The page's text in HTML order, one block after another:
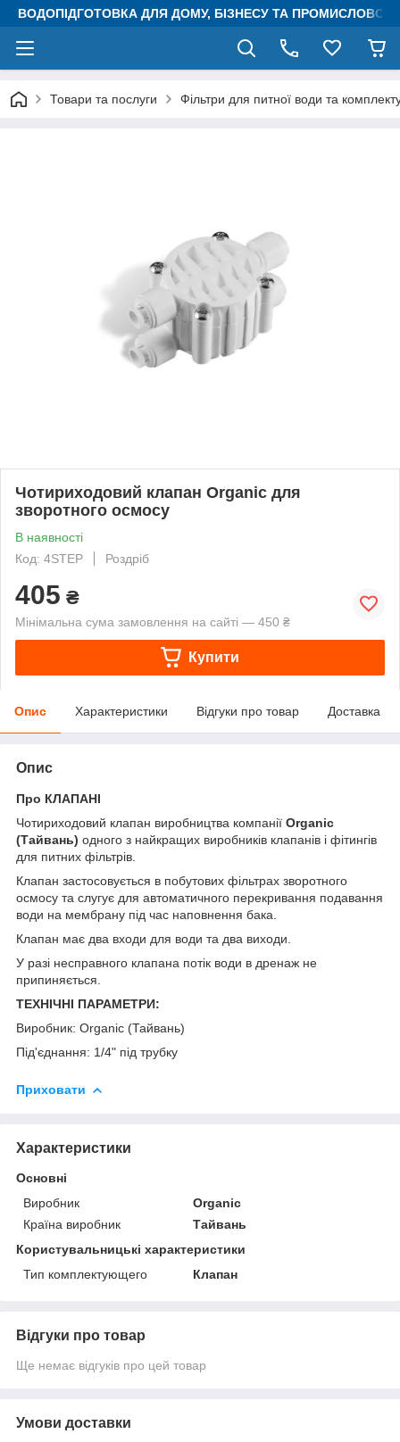
ВОДОПІДГОТОВКА ДЛЯ ДОМУ, БІЗНЕСУ ТА
Товари та послуги Фільтри для питної води та
Чотириходовий клапан Organic для
зворотного осмосу
В наявності
Код: 4STEP
Роздріб
405 ₴
Мінімальна сума замовлення на сайті — 450 ₴
Купити
Опис Характеристики Відгуки про товар Доставка
Опис
Про КЛАПАНІ
Чотириходовий клапан виробництва компанії Organic
(Тайвань) одного з найкращих виробників клапанів і фітингів
для питних фільтрів.
Клапан застосовується в побутових фільтрах зворотного
осмосу та слугує для автоматичного перекривання подавання
води на мембрану під час наповнення бака.
Клапан має два входи для води та два виходи.
У разі несправного клапана потік води в дренаж не
припиняється.
ТЕХНІЧНІ ПАРАМЕТРИ:
Виробник: Organic (Тайвань)
Під'єднання: 1/4" під трубку
Приховати
Характеристики
Основні
Виробник
Organic
Країна виробник
Тайвань
Користувальницькі характеристики
Тип комплектующего
Клапан
Відгуки про товар
Ще немає відгуків про цей товар
Умови доставки